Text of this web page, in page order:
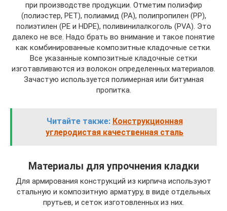
при производстве продукции. Отметим полиэфир
(полиэстер, PET), полиамид (PA), полипропилен (PP),
полиэтилен (PE и HDPE), поливинилалкоголь (PVA). Это
далеко не все. Надо брать во внимание и такое понятие
как комбинированные композитные кладочные сетки.
Все указанные композитные кладочные сетки
изготавливаются из волокон определенных материалов.
Зачастую используется полимерная или битумная
пропитка.
Читайте также: Конструкционная
углеродистая качественная сталь
Материалы для упрочнения кладки
Для армирования конструкций из кирпича используют
стальную и композитную арматуру, в виде отдельных
прутьев, и сеток изготовленных из них.